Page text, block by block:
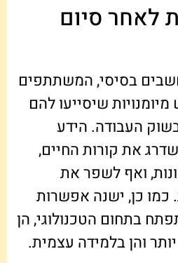
לאחר סיום
בסיסי, המשתתפים
שיסייעו להם
העבודה. הידע
את קורות החיים,
ואף לשפר את
כמו כן, ישנה אפשרות
בתחום הטכנולוגי, הן
והן בלמידה עצמית.